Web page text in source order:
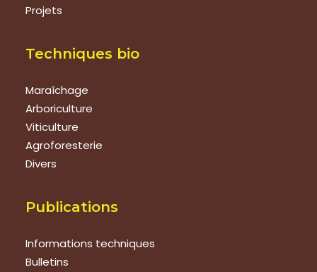
Projets
Techniques bio
Maraîchage
Arboriculture
Viticulture
Agroforesterie
Divers
Publications
Informations techniques
Bulletins